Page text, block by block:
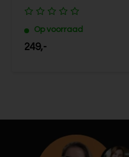
Op voorraad
249,-